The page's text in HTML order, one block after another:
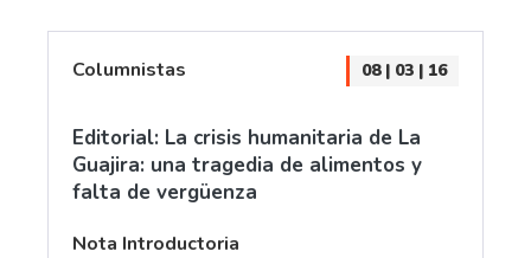
Columnistas 08 | 03 | 16
Editorial: La crisis humanitaria de La
Guajira: una tragedia de alimentos y
falta de vergüenza
Nota Introductoria